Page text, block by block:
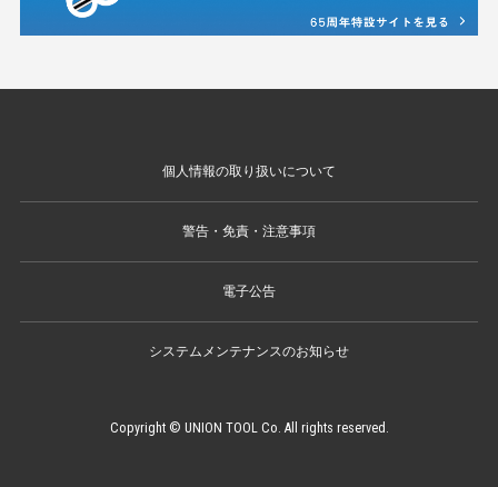
個人情報の取り扱いについて
警告・免責・注意事項
電子公告
システムメンテナンスのお知らせ
Copyright © UNION TOOL Co. All rights reserved.